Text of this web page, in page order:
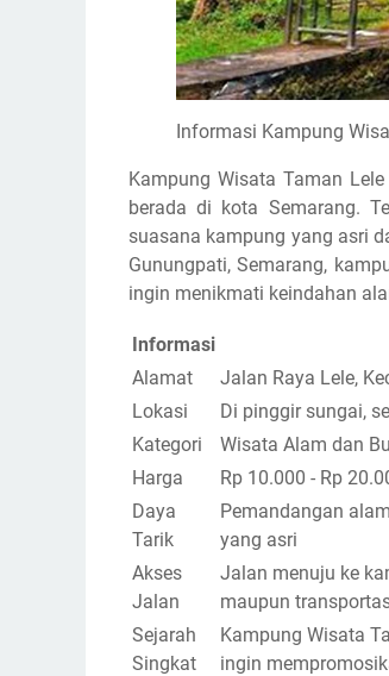
Informasi Kampung
Kampung Wisata Taman
berada di kota Semarang.
suasana kampung yang asri
Gunungpati, Semarang,
ingin menikmati keindahan
Informasi
Alamat
Jalan Raya Lele,
Lokasi
Di pinggir sungai,
Kategori
Wisata Alam dan
Harga
Rp 10.000 - Rp
Daya
Tarik
Pemandangan
yang asri
Akses
Jalan
Jalan menuju ke
maupun
Sejarah
Singkat
Kampung Wisata
ingin